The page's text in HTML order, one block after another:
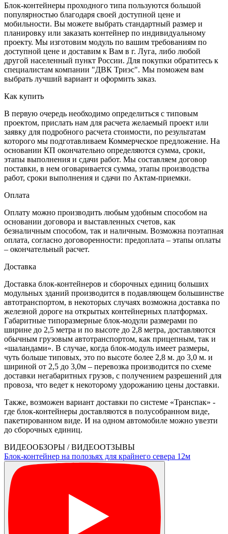
Блок-контейнеры проходного типа пользуются большой
популярностью благодаря своей доступной цене и
мобильности. Вы можете выбрать стандартный размер и
планировку или заказать контейнер по индивидуальному
проекту. Мы изготовим модуль по вашим требованиям по
доступной цене и доставим к Вам в г. Луга, либо любой
другой населенный пункт России. Для покупки обратитесь к
специалистам компании "ДВК Триэс". Мы поможем вам
выбрать лучший вариант и оформить заказ.
Как купить
В первую очередь необходимо определиться с типовым
проектом, прислать нам для расчета желаемый проект или
заявку для подробного расчета стоимости, по результатам
которого мы подготавливаем Коммерческое предложение. На
основании КП окончательно определяются сумма, сроки,
этапы выполнения и сдачи работ. Мы составляем договор
поставки, в нем оговаривается сумма, этапы производства
работ, сроки выполнения и сдачи по Актам-приемки.
Оплата
Оплату можно производить любым удобным способом на
основании договора и выставленных счетов, как
безналичным способом, так и наличным. Возможна поэтапная
оплата, согласно договоренности: предоплата – этапы оплаты
– окончательный расчет.
Доставка
Доставка блок-контейнеров и сборочных единиц больших
модульных зданий производится в подавляющем большинстве
автотранспортом, в некоторых случаях возможна доставка по
железной дороге на открытых контейнерных платформах.
Габаритные типоразмерные блок-модули размерами по
ширине до 2,5 метра и по высоте до 2,8 метра, доставляются
обычным грузовым автотранспортом, как прицепным, так и
«шаландами». В случае, когда блок-модуль имеет размеры,
чуть больше типовых, это по высоте более 2,8 м. до 3,0 м. и
шириной от 2,5 до 3,0м – перевозка производится по схеме
доставки негабаритных грузов, с получением разрешений для
провоза, что ведет к некоторому удорожанию цены доставки.
Также, возможен вариант доставки по системе «Транспак» -
где блок-контейнеры доставляются в полусобранном виде,
пакетированном виде. И на одном автомобиле можно увезти
до сборочных единиц.
ВИДЕООБЗОРЫ / ВИДЕООТЗЫВЫ
Блок-контейнер на полозьях для крайнего севера 12м